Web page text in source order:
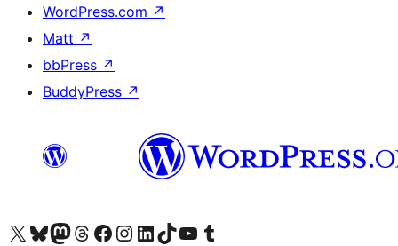
WordPress.com ↗
Matt ↗
bbPress ↗
BuddyPress ↗
Truy cập tài khoản X (trước đây là Twitter) của chúng tôiVisit our Bluesky account
Visit our Mastodon account
Visit our Threads account
Xem trang Facebook của chúng tôiTruy cập tài khoản Instagram của chúng tôiTruy cập tài khoản LinkedIn của chúng tôiVisit our TikTok account
Truy cập kênh YouTube của chúng tôi Visit our Tumblr account